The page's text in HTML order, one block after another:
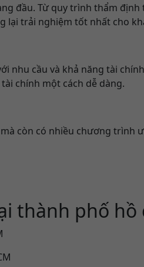
đầu. Từ quy trình thẩm
lại trải nghiệm tốt nhất cho
nhu cầu và khả năng tài
chính một cách dễ dàng.
còn có nhiều chương
thành phố hồ